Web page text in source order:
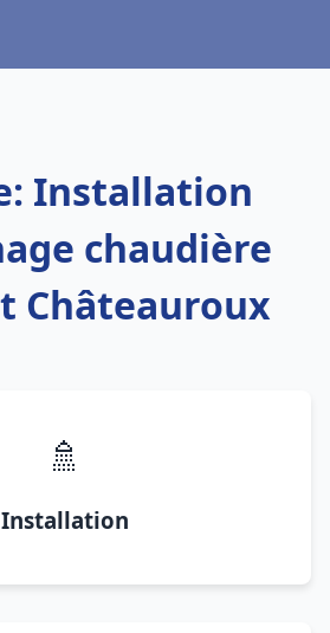
Installation
chaudière
Châteauroux
🚿
Installation